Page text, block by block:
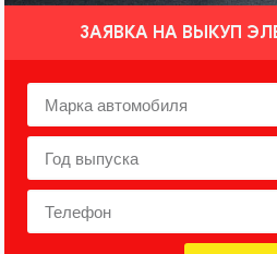
ЗАЯВКА НА ВЫКУП